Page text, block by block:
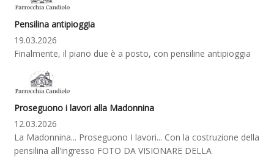
Pensilina antipioggia
19.03.2026
Finalmente, il piano due è a posto, con pensiline antipioggia
Proseguono i lavori alla Madonnina
12.03.2026
La Madonnina... Proseguono I lavori... Con la costruzione della
pensilina all'ingresso FOTO DA VISIONARE DELLA